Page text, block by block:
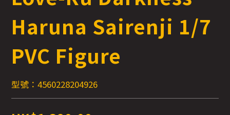
Haruna Sairenji 1/7
PVC Figure
型號：4560228204926